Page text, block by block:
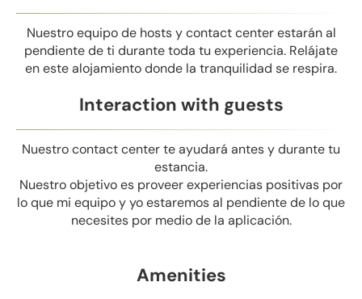
Nuestro equipo de hosts y contact center estarán al
pendiente de ti durante toda tu experiencia. Relájate
en este alojamiento donde la tranquilidad se respira.
Interaction with guests
Nuestro contact center te ayudará antes y durante tu
estancia.
Nuestro objetivo es proveer experiencias positivas por
lo que mi equipo y yo estaremos al pendiente de lo que
necesites por medio de la aplicación.
Amenities